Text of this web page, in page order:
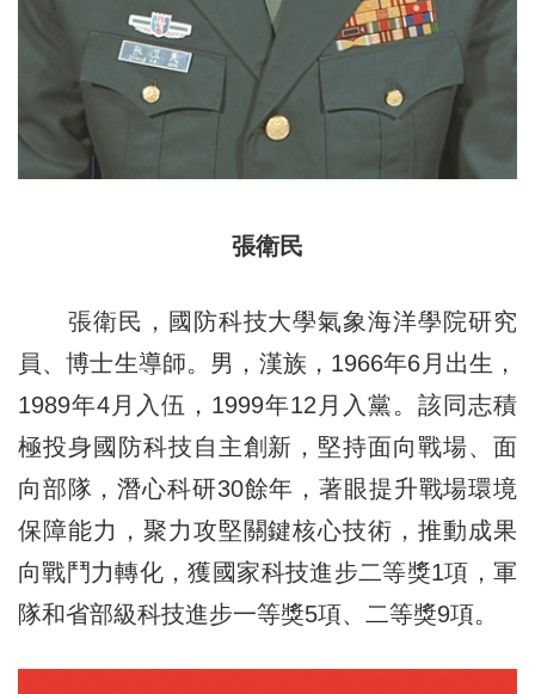
張衛民
張衛民，國防科技大學氣象海洋學院研究
員、博士生導師。男，漢族，1966年6月出生，
1989年4月入伍，1999年12月入黨。該同志積
極投身國防科技自主創新，堅持面向戰場、面
向部隊，潛心科研30餘年，著眼提升戰場環境
保障能力，聚力攻堅關鍵核心技術，推動成果
向戰鬥力轉化，獲國家科技進步二等獎1項，軍
隊和省部級科技進步一等獎5項、二等獎9項。